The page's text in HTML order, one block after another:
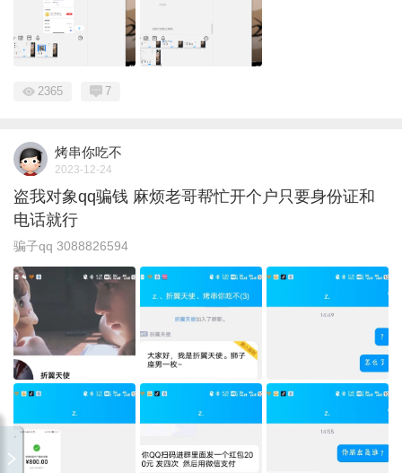
2365 7
烤串你吃不
2023-12-24
盗我对象qq骗钱 麻烦老哥帮忙开个户只要身份证和
电话就行
骗子qq 3088826594